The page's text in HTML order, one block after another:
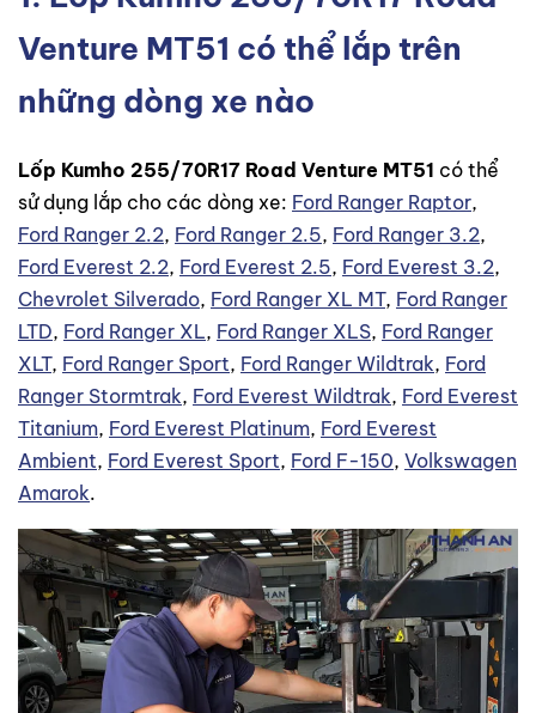
Venture MT51 có thể lắp trên
những dòng xe nào
Lốp Kumho 255/70R17 Road Venture MT51 có thể
sử dụng lắp cho các dòng xe: Ford Ranger Raptor,
Ford Ranger 2.2, Ford Ranger 2.5, Ford Ranger 3.2,
Ford Everest 2.2, Ford Everest 2.5, Ford Everest 3.2,
Chevrolet Silverado, Ford Ranger XL MT, Ford Ranger
LTD, Ford Ranger XL, Ford Ranger XLS, Ford Ranger
XLT, Ford Ranger Sport, Ford Ranger Wildtrak, Ford
Ranger Stormtrak, Ford Everest Wildtrak, Ford Everest
Titanium, Ford Everest Platinum, Ford Everest
Ambient, Ford Everest Sport, Ford F-150, Volkswagen
Amarok.